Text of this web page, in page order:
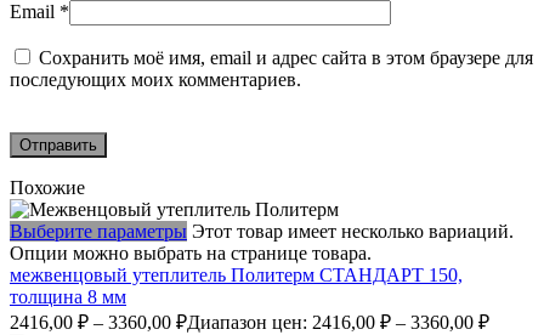
Email *
Сохранить моё имя, email и адрес сайта в этом браузере для
последующих моих комментариев.
Похожие
Выберите параметры Этот товар имеет несколько вариаций.
Опции можно выбрать на странице товара.
межвенцовый утеплитель Политерм СТАНДАРТ 150,
толщина 8 мм
2416,00 ₽ – 3360,00 ₽Диапазон цен: 2416,00 ₽ – 3360,00 ₽